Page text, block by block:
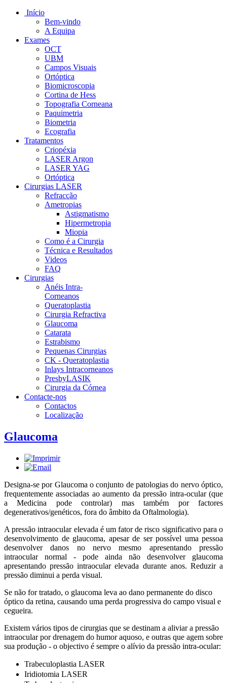
Início
Bem-vindo
A Equipa
Exames
OCT
UBM
Campos Visuais
Ortóptica
Biomicroscopia
Cortina de Hess
Topografia Corneana
Paquimetria
Biometria
Ecografia
Tratamentos
Criopéxia
LASER Argon
LASER YAG
Ortóptica
Cirurgias LASER
Refracção
Ametropias
Astigmatismo
Hipermetropia
Miopia
Como é a Cirurgia
Técnica e Resultados
Videos
FAQ
Cirurgias
Anéis Intra-
Corneanos
Queratoplastia
Cirurgia Refractiva
Glaucoma
Catarata
Estrabismo
Pequenas Cirurgias
CK - Queratoplastia
Inlays Intracorneanos
PresbyLASIK
Cirurgia da Córnea
Contacte-nos
Contactos
Localização
Glaucoma
Designa-se por Glaucoma o conjunto de patologias do nervo óptico,
frequentemente associadas ao aumento da pressão intra-ocular (que
a Medicina pode controlar) mas também por factores
degenerativos/genéticos, fora do âmbito da Oftalmologia).
A pressão intraocular elevada é um fator de risco significativo para o
desenvolvimento de glaucoma, apesar de ser possível uma pessoa
desenvolver danos no nervo mesmo apresentando pressão
intraocular normal - pode ainda não desenvolver glaucoma
apresentando pressão intraocular elevada durante anos. Reduzir a
pressão diminui a perda visual.
Se não for tratado, o glaucoma leva ao dano permanente do disco
óptico da retina, causando uma perda progressiva do campo visual e
cegueira.
Existem vários tipos de cirurgias que se destinam a aliviar a pressão
intraocular por drenagem do humor aquoso, e outras que agem sobre
sua produção - o objectivo é sempre o alívio da pressão intra-ocular:
Trabeculoplastia LASER
Iridiotomia LASER